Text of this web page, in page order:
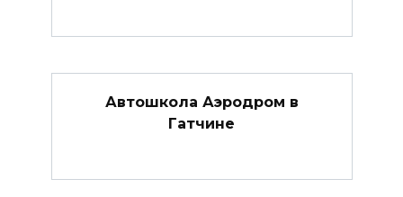
Автошкола Аэродром в
Гатчине